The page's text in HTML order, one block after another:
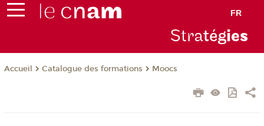
FR
Stratégies
Accueil Catalogue des formations Moocs